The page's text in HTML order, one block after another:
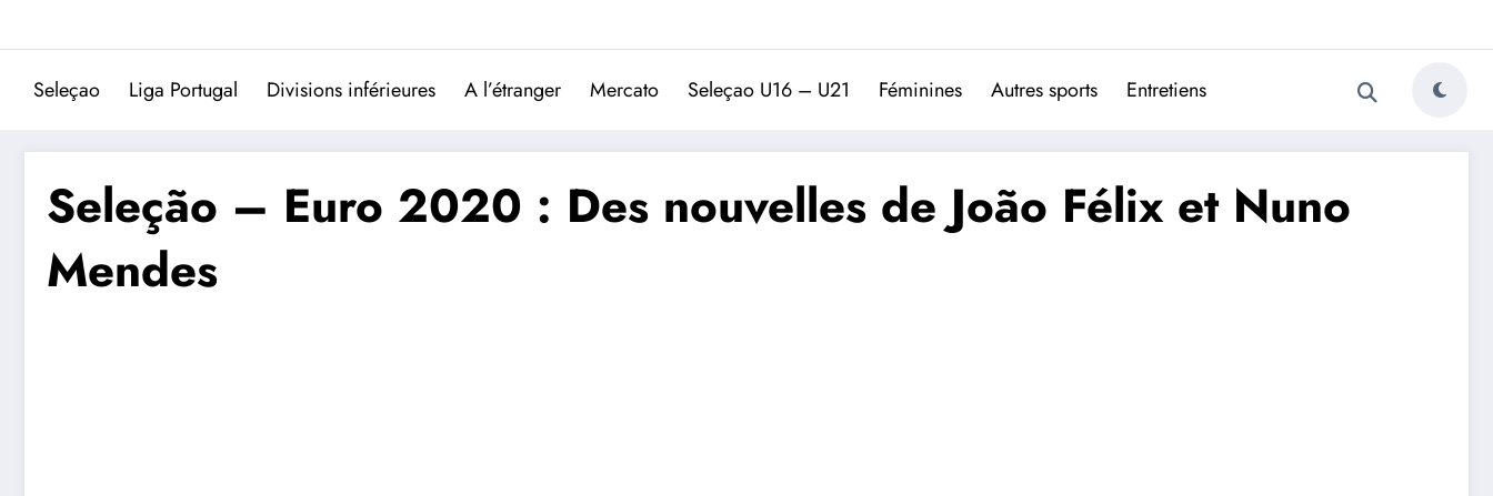
Trivela
L'actualité du football portugais
Seleçao Liga Portugal Divisions inférieures A l’étranger Mercato Seleçao U16 – U21 Féminines Autres sports Entretiens
Seleção – Euro 2020 : Des nouvelles de João Félix et Nuno
Mendes